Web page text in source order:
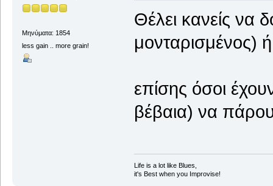
Μηνύματα: 1854
less gain .. more grain!
Θέλει κανείς να
μονταρισμένος)
επίσης όσοι
βέβαια) να
Life is a lot like Blues,
it's Best when you Improvise!